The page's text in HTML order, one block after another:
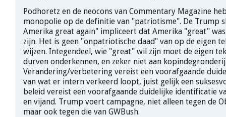
Podhoretz en de neocons van Commentary Magazine
monopolie op de definitie van "patriotisme". De Trump
Amerika great again" impliceert dat Amerika "great"
zijn. Het is geen "onpatriotische daad" van op de eigen
wijzen. Integendeel, wie "great" wil zijn moet de eigen
durven onderkennen, en zeker niet aan
Verandering/verbetering vereist een voorafgaande
van wat er intern verkeerd loopt, juist gelijk een
beleid vereist een voorafgaande duidelijke identificatie
en vijand. Trump voert campagne, niet alleen tegen de
maar ook tegen die van GWBush.